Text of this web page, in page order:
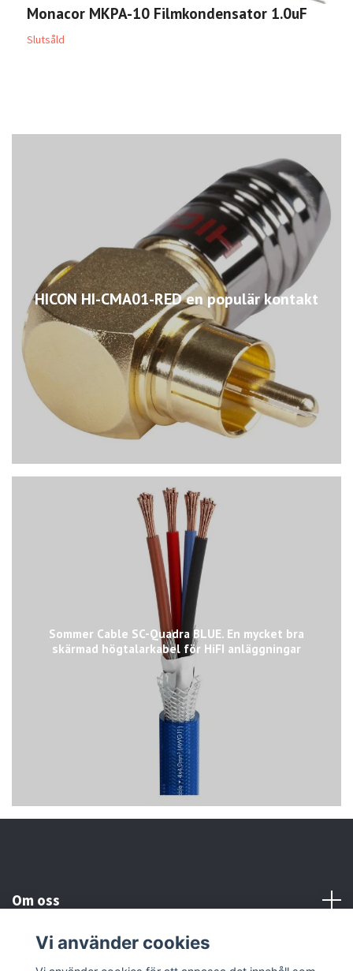
HICON HI-CMA01-RED en populär kontakt
Sommer Cable SC-Quadra BLUE. En mycket bra
skärmad högtalarkabel för HiFI anläggningar
Monacor MKPA-10 Filmkondensator 1.0uF
Slutsåld
Om oss
Kundtjänst
Vi använder cookies